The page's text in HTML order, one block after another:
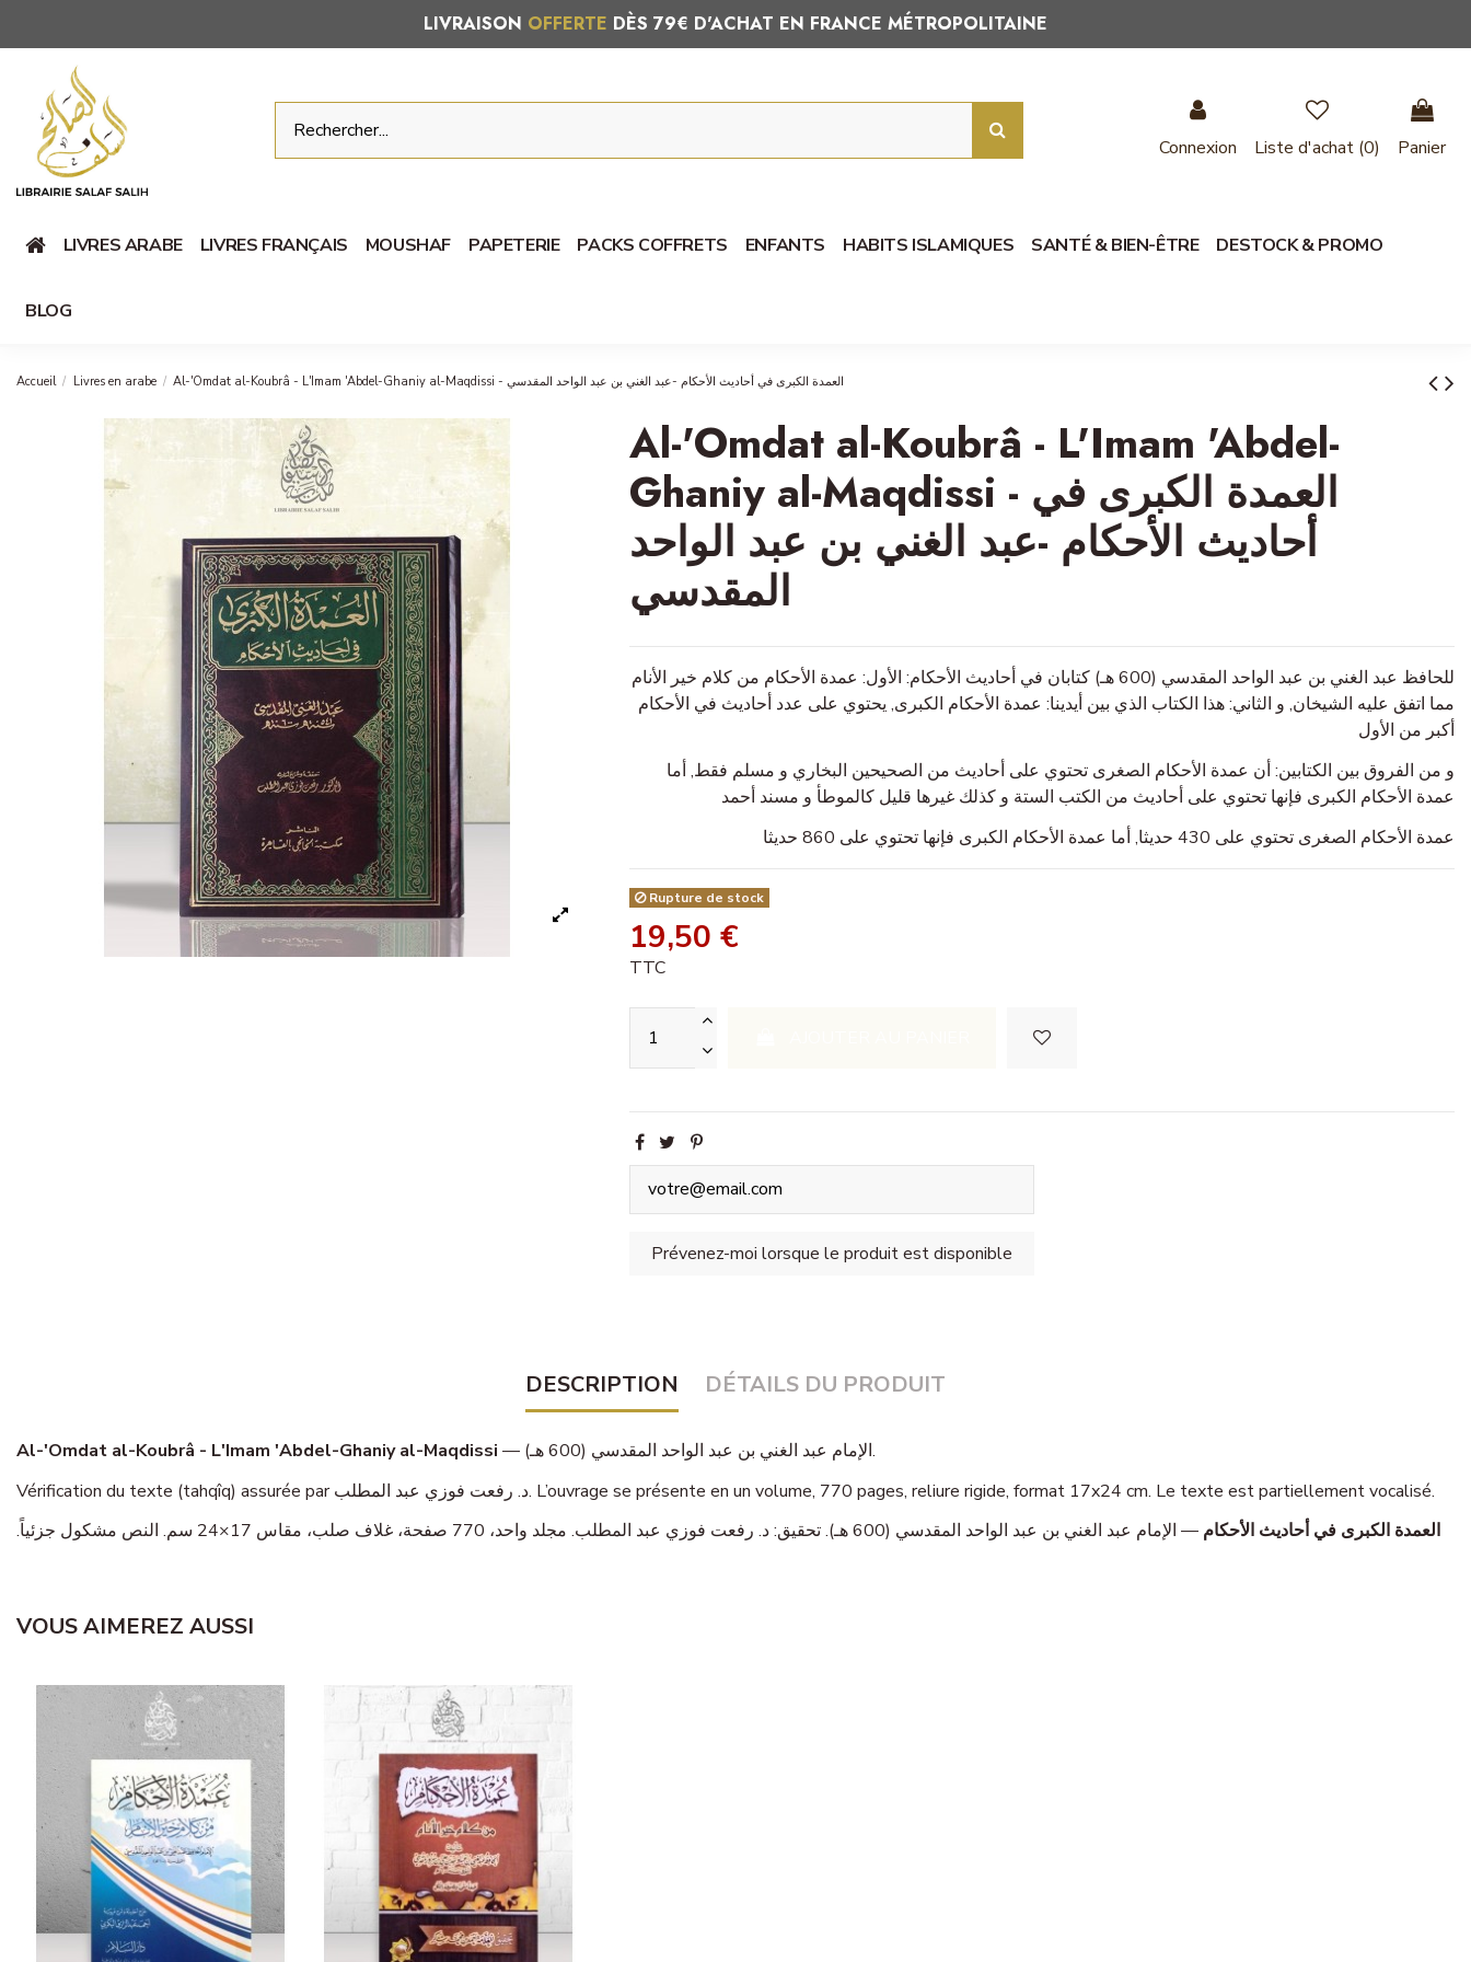
LIVRAISON OFFERTE DÈS 79€ D'ACHAT EN FRANCE MÉTROPOLITAINE
Connexion Liste d'achat (0) Panier
LIVRES ARABE LIVRES FRANÇAIS MOUSHAF PAPETERIE PACKS COFFRETS ENFANTS HABITS ISLAMIQUES SANTÉ & BIEN-ÊTRE DESTOCK & PROMO
BLOG
Accueil Livres en arabe Al-'Omdat al-Koubrâ - L'Imam 'Abdel-Ghaniy al-Maqdissi - العمدة الكبرى في أحاديث الأحكام -عبد الغني بن عبد الواحد المقدسي
Al-'Omdat al-Koubrâ - L'Imam 'Abdel-
Ghaniy al-Maqdissi - العمدة الكبرى في
أحاديث الأحكام -عبد الغني بن عبد الواحد
المقدسي
للحافظ عبد الغني بن عبد الواحد المقدسي (600 هـ) كتابان في أحاديث الأحكام: الأول: عمدة الأحكام من كلام خير الأنام
مما اتفق عليه الشيخان, و الثاني: هذا الكتاب الذي بين أيدينا: عمدة الأحكام الكبرى, يحتوي على عدد أحاديث في الأحكام
أكبر من الأول
و من الفروق بين الكتابين: أن عمدة الأحكام الصغرى تحتوي على أحاديث من الصحيحين البخاري و مسلم فقط, أما
عمدة الأحكام الكبرى فإنها تحتوي على أحاديث من الكتب الستة و كذلك غيرها قليل كالموطأ و مسند أحمد
عمدة الأحكام الصغرى تحتوي على 430 حديثا, أما عمدة الأحكام الكبرى فإنها تحتوي على 860 حديثا
Rupture de stock
19,50 €
TTC
DESCRIPTION DÉTAILS DU PRODUIT
Al-'Omdat al-Koubrâ - L'Imam 'Abdel-Ghaniy al-Maqdissi
— الإمام عبد الغني بن عبد الواحد المقدسي (600 هـ).
Vérification du texte (tahqîq) assurée par د. رفعت فوزي عبد المطلب. L’ouvrage se présente en un volume, 770 pages, reliure rigide, format 17x24 cm. Le texte est partiellement vocalisé.
العمدة الكبرى في أحاديث الأحكام — الإمام عبد الغني بن عبد الواحد المقدسي (600 هـ). تحقيق: د. رفعت فوزي عبد المطلب. مجلد واحد، 770 صفحة، غلاف صلب، مقاس 17×24 سم. النص مشكول جزئياً.
VOUS AIMEREZ AUSSI